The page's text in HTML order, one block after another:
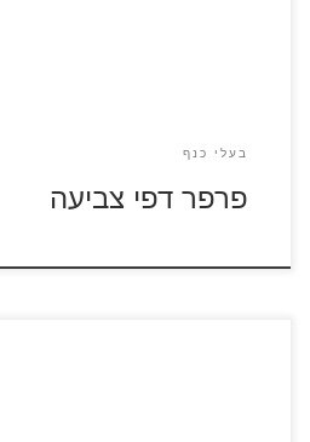
בעלי כנף
פרפר דפי צביעה